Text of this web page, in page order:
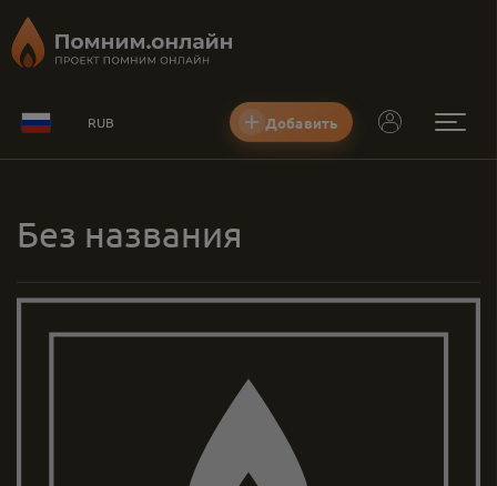
RUB Добавить
Без названия